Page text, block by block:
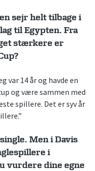
sejr helt tilbage i
til Egypten. Fra
stærkere er
var 14 år og havde en
og være sammen med
spillere. Det er syv år
Men i Davis
i
vurdere dine egne